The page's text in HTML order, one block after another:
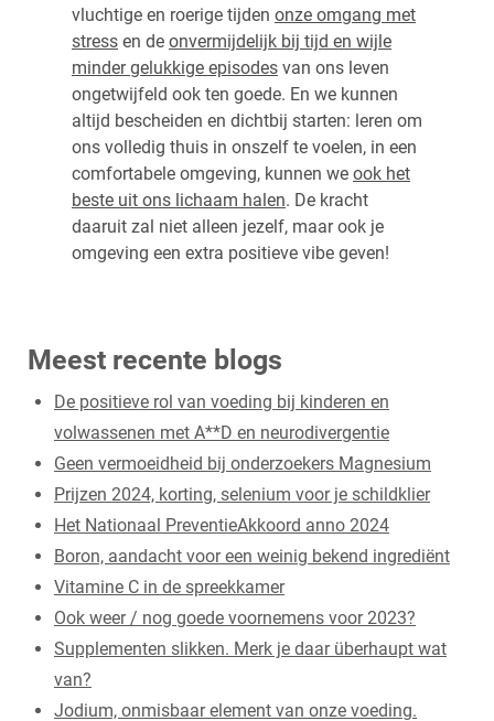
vluchtige en roerige tijden onze omgang met
stress en de onvermijdelijk bij tijd en wijle
minder gelukkige episodes van ons leven
ongetwijfeld ook ten goede. En we kunnen
altijd bescheiden en dichtbij starten: leren om
ons volledig thuis in onszelf te voelen, in een
comfortabele omgeving, kunnen we ook het
beste uit ons lichaam halen. De kracht
daaruit zal niet alleen jezelf, maar ook je
omgeving een extra positieve vibe geven!
Meest recente blogs
De positieve rol van voeding bij kinderen en
volwassenen met A**D en neurodivergentie
Geen vermoeidheid bij onderzoekers Magnesium
Prijzen 2024, korting, selenium voor je schildklier
Het Nationaal PreventieAkkoord anno 2024
Boron, aandacht voor een weinig bekend ingrediënt
Vitamine C in de spreekkamer
Ook weer / nog goede voornemens voor 2023?
Supplementen slikken. Merk je daar überhaupt wat
van?
Jodium, onmisbaar element van onze voeding.